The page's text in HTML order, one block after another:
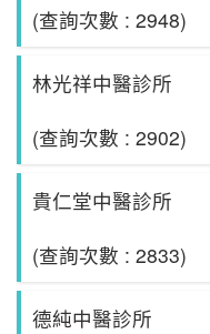
(查詢次數 : 2948)
林光祥中醫診所
(查詢次數 : 2902)
貴仁堂中醫診所
(查詢次數 : 2833)
德純中醫診所